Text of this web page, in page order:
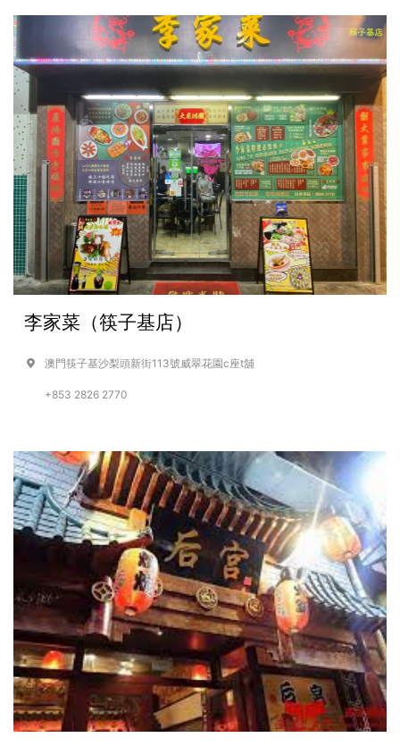
李家菜（筷子基店）
澳門筷子基沙梨頭新街113號威翠花園c座t舖
+853 2826 2770